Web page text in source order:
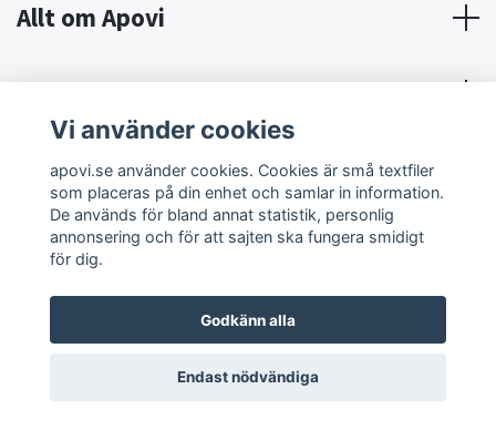
Allt om Apovi
Om Apovi
Sociala medier
© 2026 Apovi
Vi använder cookies
apovi.se använder cookies. Cookies är små textfiler
som placeras på din enhet och samlar in information.
De används för bland annat statistik, personlig
annonsering och för att sajten ska fungera smidigt
för dig.
Godkänn alla
Endast nödvändiga